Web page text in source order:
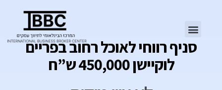
סניף רווחי לאוכל רחוב בפריים
לוקיישן 450,000 ש”ח